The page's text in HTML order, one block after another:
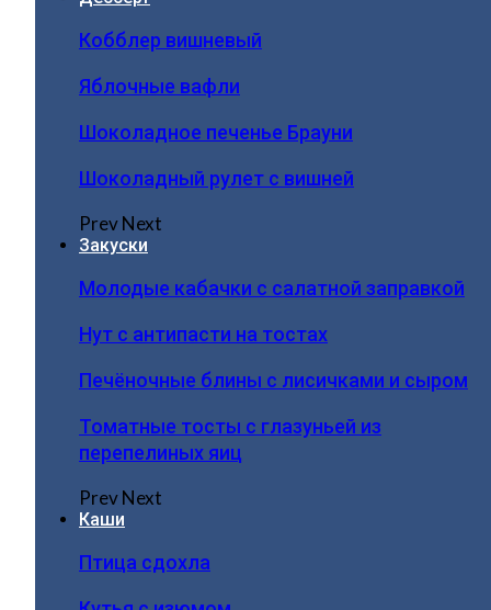
Кобблер вишневый
Яблочные вафли
Шоколадное печенье Брауни
Шоколадный рулет с вишней
PrevNext
Закуски
Молодые кабачки с салатной заправкой
Нут с антипасти на тостах
Печёночные блины с лисичками и сыром
Томатные тосты с глазуньей из
перепелиных яиц
PrevNext
Каши
Птица сдохла